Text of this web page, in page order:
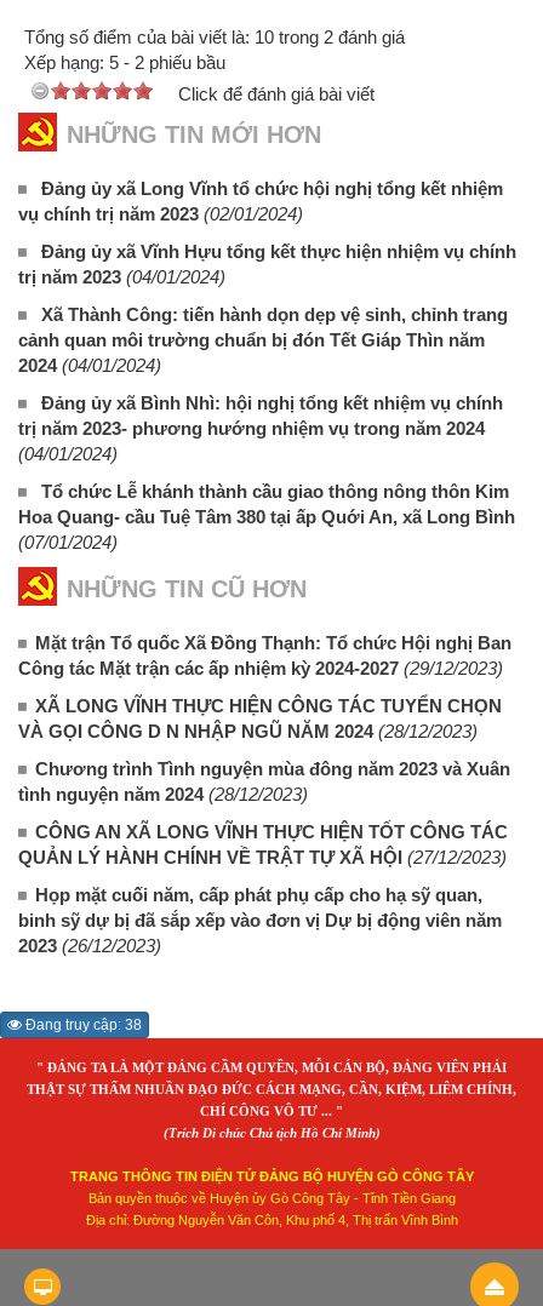
Tổng số điểm của bài viết là: 10 trong 2 đánh giá
Xếp hạng: 5 - 2 phiếu bầu
Click để đánh giá bài viết
NHỮNG TIN MỚI HƠN
Đảng ủy xã Long Vĩnh tổ chức hội nghị tổng kết nhiệm
vụ chính trị năm 2023 (02/01/2024)
Đảng ủy xã Vĩnh Hựu tổng kết thực hiện nhiệm vụ chính
trị năm 2023 (04/01/2024)
Xã Thành Công: tiến hành dọn dẹp vệ sinh, chỉnh trang
cảnh quan môi trường chuẩn bị đón Tết Giáp Thìn năm
2024 (04/01/2024)
Đảng ủy xã Bình Nhì: hội nghị tổng kết nhiệm vụ chính
trị năm 2023- phương hướng nhiệm vụ trong năm 2024
(04/01/2024)
Tổ chức Lễ khánh thành cầu giao thông nông thôn Kim
Hoa Quang- cầu Tuệ Tâm 380 tại ấp Quới An, xã Long Bình
(07/01/2024)
NHỮNG TIN CŨ HƠN
Mặt trận Tổ quốc Xã Đồng Thạnh: Tổ chức Hội nghị Ban
Công tác Mặt trận các ấp nhiệm kỳ 2024-2027 (29/12/2023)
XÃ LONG VĨNH THỰC HIỆN CÔNG TÁC TUYỂN CHỌN
VÀ GỌI CÔNG D N NHẬP NGŨ NĂM 2024 (28/12/2023)
Chương trình Tình nguyện mùa đông năm 2023 và Xuân
tình nguyện năm 2024 (28/12/2023)
CÔNG AN XÃ LONG VĨNH THỰC HIỆN TỐT CÔNG TÁC
QUẢN LÝ HÀNH CHÍNH VỀ TRẬT TỰ XÃ HỘI (27/12/2023)
Họp mặt cuối năm, cấp phát phụ cấp cho hạ sỹ quan,
binh sỹ dự bị đã sắp xếp vào đơn vị Dự bị động viên năm
2023 (26/12/2023)
Đang truy cập: 38
" ĐẢNG TA LÀ MỘT ĐẢNG CẦM QUYỀN, MỖI CÁN BỘ, ĐẢNG VIÊN PHẢI
THẬT SỰ THẤM NHUẦN ĐẠO ĐỨC CÁCH MẠNG, CẦN, KIỆM, LIÊM CHÍNH,
CHÍ CÔNG VÔ TƯ ... "
(Trích Di chúc Chủ tịch Hồ Chí Minh)
TRANG THÔNG TIN ĐIỆN TỬ ĐẢNG BỘ HUYỆN GÒ CÔNG TÂY
Bản quyền thuộc về Huyện ủy Gò Công Tây - Tỉnh Tiền Giang
Địa chỉ: Đường Nguyễn Văn Côn, Khu phố 4, Thị trấn Vĩnh Bình